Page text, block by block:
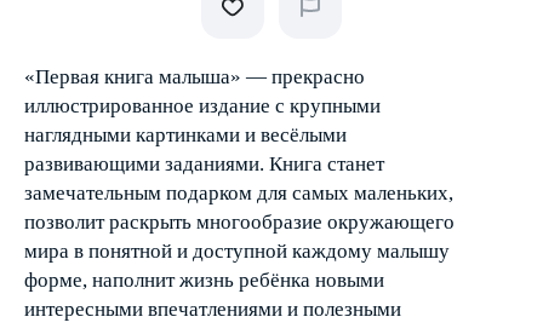
«Первая книга малыша» — прекрасно
иллюстрированное издание с крупными
наглядными картинками и весёлыми
развивающими заданиями. Книга станет
замечательным подарком для самых маленьких,
позволит раскрыть многообразие окружающего
мира в понятной и доступной каждому малышу
форме, наполнит жизнь ребёнка новыми
интересными впечатлениями и полезными